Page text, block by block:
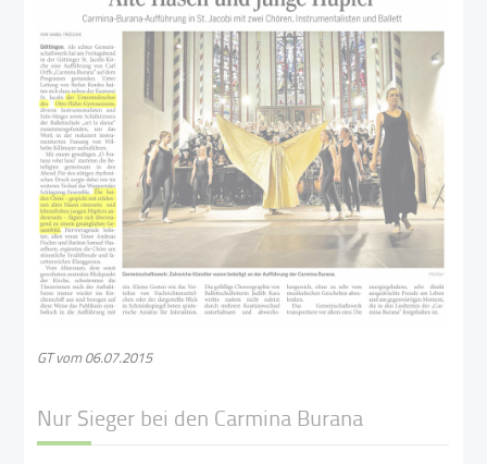
GT vom 06.07.2015
Nur Sieger bei den Carmina Burana